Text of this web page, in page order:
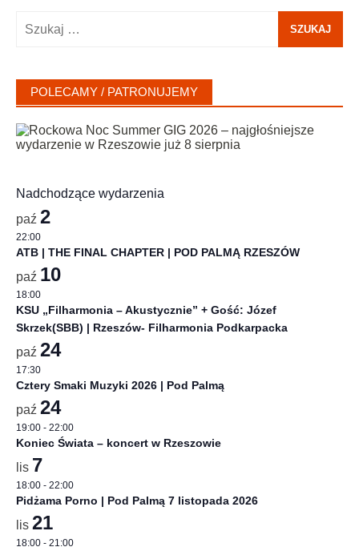
POLECAMY / PATRONUJEMY
Nadchodzące wydarzenia
paź 2
22:00
ATB | THE FINAL CHAPTER | POD PALMĄ RZESZÓW
paź 10
18:00
KSU „Filharmonia – Akustycznie” + Gość: Józef
Skrzek(SBB) | Rzeszów- Filharmonia Podkarpacka
paź 24
17:30
Cztery Smaki Muzyki 2026 | Pod Palmą
paź 24
19:00 - 22:00
Koniec Świata – koncert w Rzeszowie
lis 7
18:00 - 22:00
Pidżama Porno | Pod Palmą 7 listopada 2026
lis 21
18:00 - 21:00